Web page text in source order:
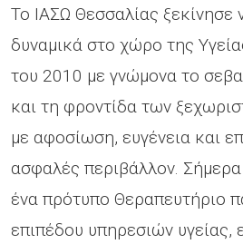
Το ΙΑΣΩ Θεσσαλίας ξεκίνησε
δυναμικά στο χώρο της
του 2010 με γνώμονα το
και τη φροντίδα των
με αφοσίωση, ευγένεια και
ασφαλές περιβάλλον.
ένα πρότυπο Θεραπευτήριο
επιπέδου υπηρεσιών υγείας,